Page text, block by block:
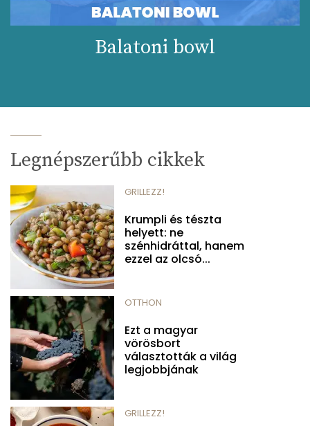
Balatoni bowl
Legnépszerűbb cikkek
GRILLEZZ!
Krumpli és tészta
helyett: ne
szénhidráttal, hanem
ezzel az olcsó...
OTTHON
Ezt a magyar
vörösbort
választották a világ
legjobbjának
GRILLEZZ!